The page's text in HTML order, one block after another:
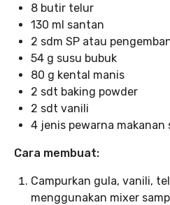
8 butir telur
130 ml santan
2 sdm SP atau
54 g susu bubuk
80 g kental manis
2 sdt baking powder
2 sdt vanili
4 jenis pewarna makanan
Cara membuat:
Campurkan gula, vanili,
menggunakan mixer